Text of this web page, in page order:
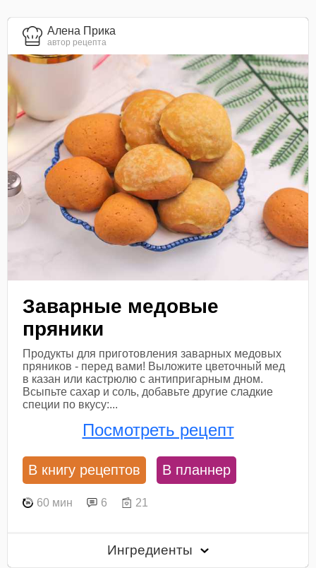
Алена Прика
автор рецепта
Заварные медовые
пряники
Продукты для приготовления заварных медовых
пряников - перед вами! Выложите цветочный мед
в казан или кастрюлю с антипригарным дном.
Всыпьте сахар и соль, добавьте другие сладкие
специи по вкусу:...
Посмотреть рецепт
В книгу рецептов В планнер
60 мин 6 21
Ингредиенты